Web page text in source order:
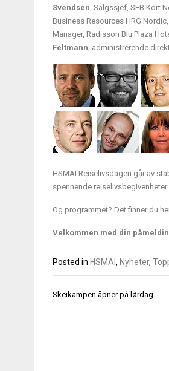
Svendsen, Salgssjef, SEB Kort
Business Resources HRG Nordic,
Manager, Radisson Blu Plaza
Feltmann, administrerende
HSMAI Reiselivsdagen går av
spennende reiselivsbegivenheter.
Og programmet? Det finner du
Velkommen med din
Posted in HSMAI, Nyheter,
Innleggsnavigasjon
Skeikampen åpner på lørdag